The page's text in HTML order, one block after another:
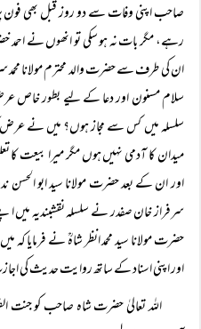
صاحب اپنی وفات سے دو روز قبل بھی
رہے، مگر بات نہ ہو سکی تو انھوں نے احمد
ان کی طرف سے حضرت والد محترم مولانا
سلام مسنون اور دعا کے لیے بطور خاص
سلسلہ میں کس سے مجاز ہوں؟ میں نے
میدان کا آدمی نہیں ہوں مگر میرا بیعت کا
اور ان کے بعد حضرت مولانا سید ابو
سرفراز خان صفدر نے سلسلہ نقشبندیہ میں
حضرت مولانا سید محمد انظر شاہؒ نے فرمایا
اور اپنی اسناد کے ساتھ روایت حدیث کی
اللہ تعالیٰ حضرت شاہ صاحب کو جنت